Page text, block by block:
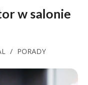
w salonie
/ PORADY